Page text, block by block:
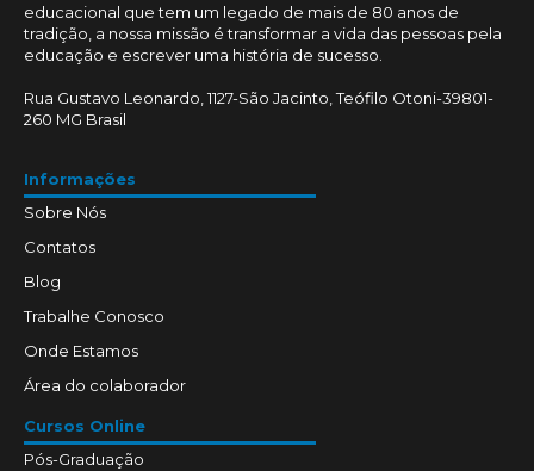
educacional que tem um legado de mais de 80 anos de
tradição, a nossa missão é transformar a vida das pessoas pela
educação e escrever uma história de sucesso.
Rua Gustavo Leonardo, 1127-São Jacinto, Teófilo Otoni-39801-
260 MG Brasil
Informações
Sobre Nós
Contatos
Blog
Trabalhe Conosco
Onde Estamos
Área do colaborador
Cursos Online
Pós-Graduação